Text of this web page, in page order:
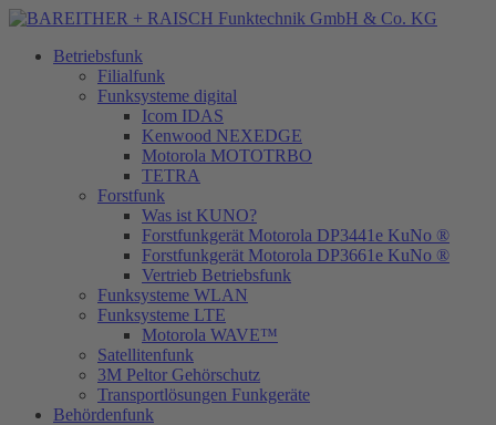
Betriebsfunk
Filialfunk
Funksysteme digital
Icom IDAS
Kenwood NEXEDGE
Motorola MOTOTRBO
TETRA
Forstfunk
Was ist KUNO?
Forstfunkgerät Motorola DP3441e KuNo ®
Forstfunkgerät Motorola DP3661e KuNo ®
Vertrieb Betriebsfunk
Funksysteme WLAN
Funksysteme LTE
Motorola WAVE™
Satellitenfunk
3M Peltor Gehörschutz
Transportlösungen Funkgeräte
Behördenfunk